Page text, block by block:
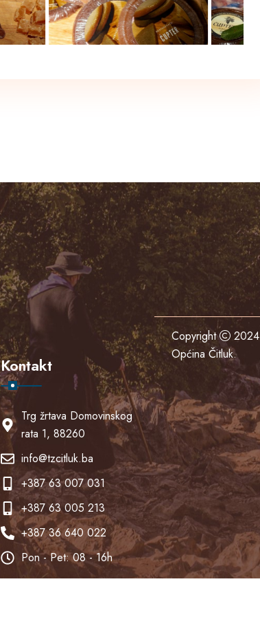
Kontakt
Trg žrtava Domovinskog
rata 1, 88260
info@tzcitluk.ba
+387 63 007 031
+387 63 005 213
+387 36 640 022
Pon - Pet: 08 - 16h
Copyright 2024
Općina Čitluk.